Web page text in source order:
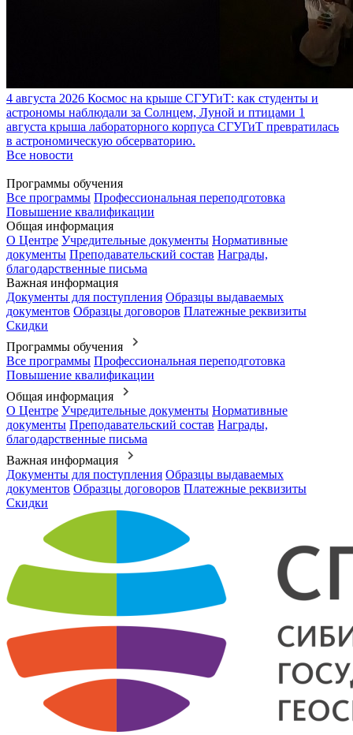
4 августа 2026 Космос на крыше СГУГиТ: как студенты и
астрономы наблюдали за Солнцем, Луной и птицами 1
августа крыша лабораторного корпуса СГУГиТ превратилась
в астрономическую обсерваторию.
Все новости
Программы обучения
Все программы Профессиональная переподготовка
Повышение квалификации
Общая информация
О Центре Учредительные документы Нормативные
документы Преподавательский состав Награды,
благодарственные письма
Важная информация
Документы для поступления Образцы выдаваемых
документов Образцы договоров Платежные реквизиты
Скидки
Программы обучения
Все программы Профессиональная переподготовка
Повышение квалификации
Общая информация
О Центре Учредительные документы Нормативные
документы Преподавательский состав Награды,
благодарственные письма
Важная информация
Документы для поступления Образцы выдаваемых
документов Образцы договоров Платежные реквизиты
Скидки